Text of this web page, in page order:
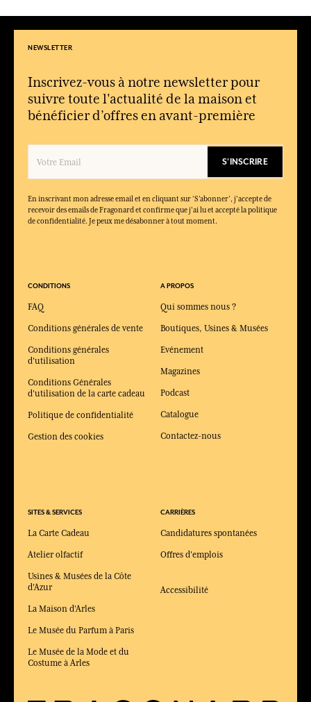
NEWSLETTER
Inscrivez-vous à notre newsletter pour
suivre toute l'actualité de la maison et
bénéficier d’offres en avant-première
S'INSCRIRE
En inscrivant mon adresse email et en cliquant sur ‘S’abonner’, j'accepte de
recevoir des emails de Fragonard et confirme que j'ai lu et accepté la politique
de confidentialité. Je peux me désabonner à tout moment.
CONDITIONS
FAQ
Conditions générales de vente
Conditions générales
d'utilisation
Conditions Générales
d'utilisation de la carte cadeau
Politique de confidentialité
Gestion des cookies
SITES & SERVICES
La Carte Cadeau
Atelier olfactif
Usines & Musées de la Côte
d'Azur
La Maison d'Arles
Le Musée du Parfum à Paris
Le Musée de la Mode et du
Costume à Arles
A PROPOS
Qui sommes nous ?
Boutiques, Usines & Musées
Evénement
Magazines
Podcast
Catalogue
Contactez-nous
CARRIÈRES
Candidatures spontanées
Offres d'emplois
Accessibilité